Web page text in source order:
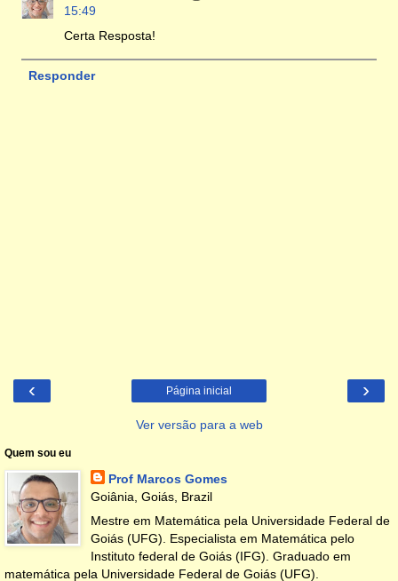
15:49
Certa Resposta!
Responder
‹ ›
Página inicial
Ver versão para a web
Quem sou eu
Prof Marcos Gomes
Goiânia, Goiás, Brazil
Mestre em Matemática pela Universidade Federal de
Goiás (UFG). Especialista em Matemática pelo
Instituto federal de Goiás (IFG). Graduado em
matemática pela Universidade Federal de Goiás (UFG).